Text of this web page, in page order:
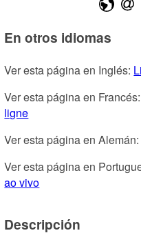
En otros idiomas
Ver esta página en Inglés:
Ver esta página en Francés:
ligne
Ver esta página en Alemán:
Ver esta página en
ao vivo
Descripción